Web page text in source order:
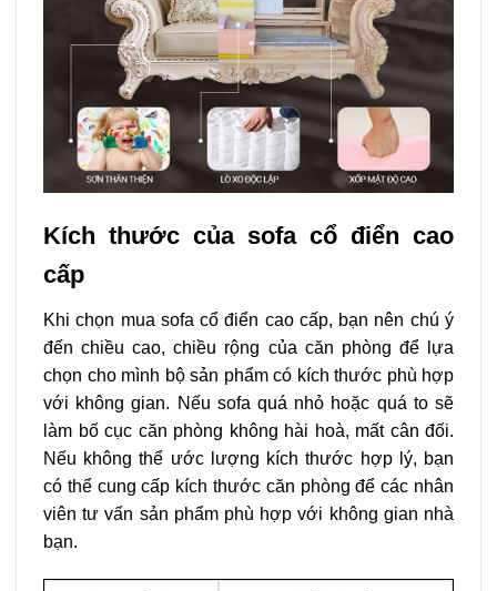
Kích thước của sofa cổ điển cao
cấp
Khi chọn mua sofa cổ điển cao cấp, bạn nên chú ý
đến chiều cao, chiều rộng của căn phòng để lựa
chọn cho mình bộ sản phẩm có kích thước phù hợp
với không gian. Nếu sofa quá nhỏ hoặc quá to sẽ
làm bố cục căn phòng không hài hoà, mất cân đối.
Nếu không thể ước lượng kích thước hợp lý, bạn
có thể cung cấp kích thước căn phòng để các nhân
viên tư vấn sản phẩm phù hợp với không gian nhà
bạn.